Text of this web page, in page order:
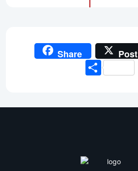
Share Post
Share